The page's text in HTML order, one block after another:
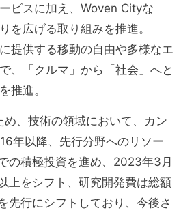
ビスに加え、Woven Cityな
を広げる取り組みを推進。
提供する移動の自由や多様なエ
、「クルマ」から「社会」へと
推進。
め、技術の領域において、カン
年以降、先行分野へのリソー
の積極投資を進め、2023年3月
上をシフト、研究開発費は総額
先行にシフトしており、今後さ